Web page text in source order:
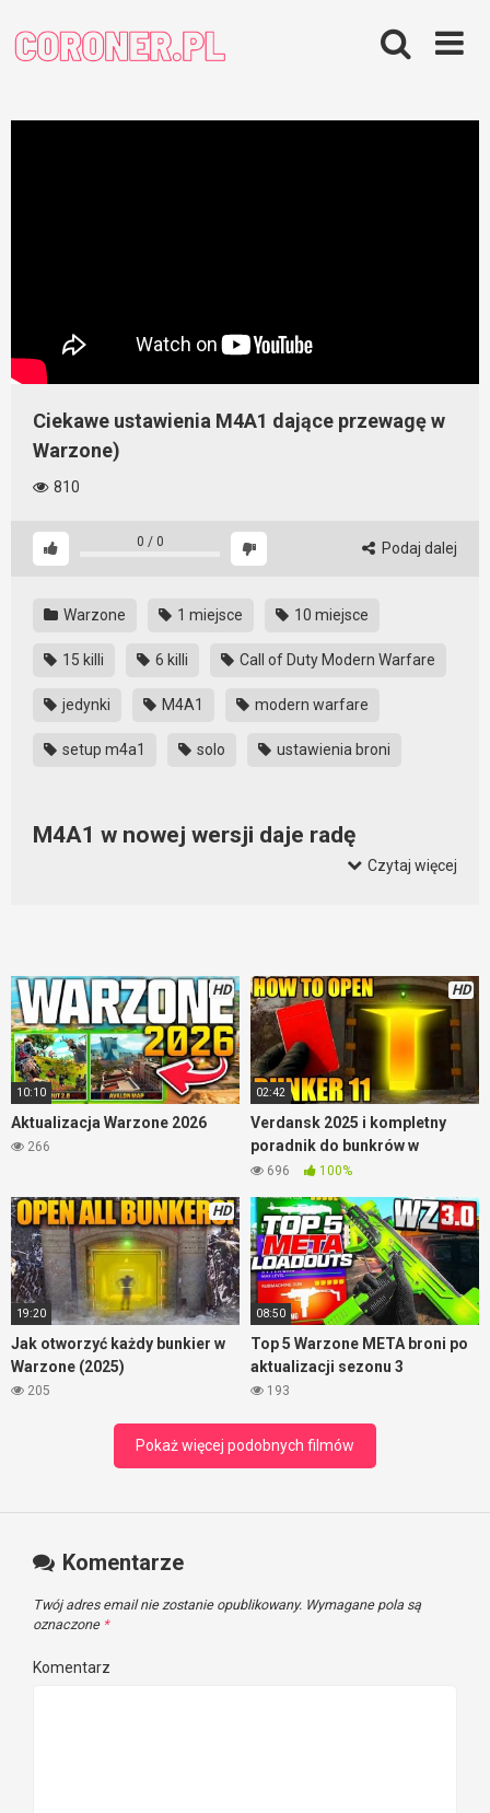
content
Ciekawe ustawienia M4A1 dające przewagę w
Warzone)
810
0 / 0 Podaj dalej
Warzone 1 miejsce 10 miejsce
15 killi 6 killi Call of Duty Modern Warfare
jedynki M4A1 modern warfare
setup m4a1 solo ustawienia broni
M4A1 w nowej wersji daje radę
gracza zirytować mocno.
Czytaj więcej
HD
10:10
Aktualizacja Warzone 2026
266
HD
02:42
Verdansk 2025 i kompletny
poradnik do bunkrów w
Warzone
696 100%
HD
19:20
Jak otworzyć każdy bunkier w
Warzone (2025)
205
08:50
Top 5 Warzone META broni po
aktualizacji sezonu 3
193
Pokaż więcej podobnych filmów
Komentarze
Twój adres email nie zostanie opublikowany. Wymagane pola są
oznaczone *
Komentarz